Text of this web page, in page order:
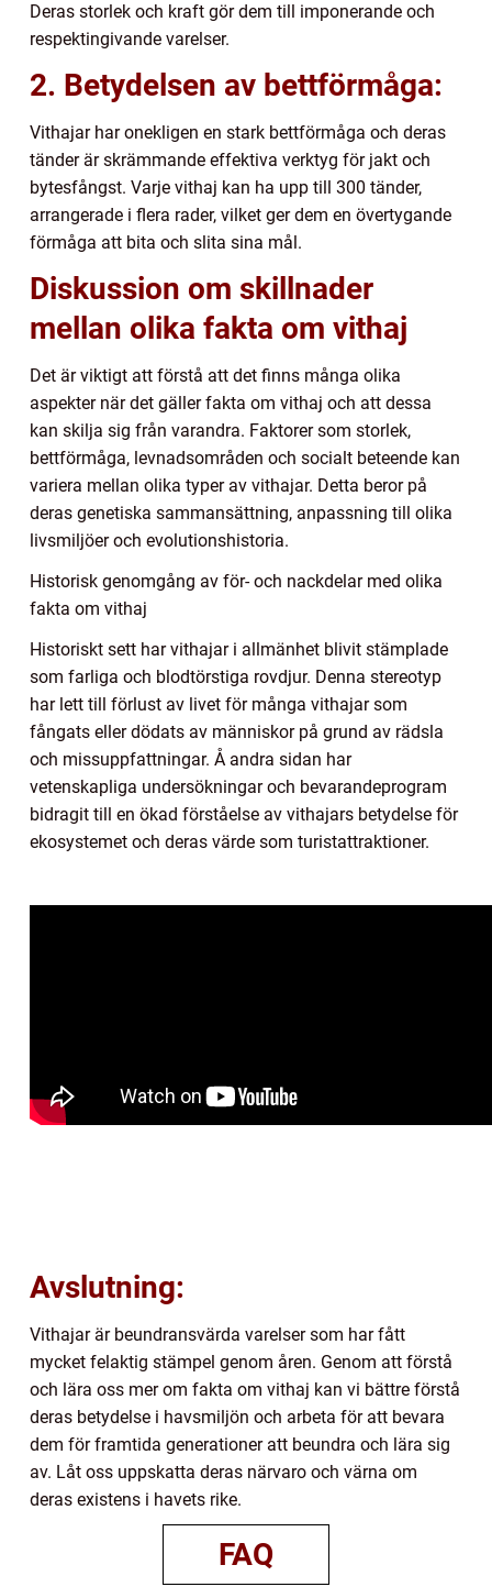
Deras storlek och kraft gör dem till imponerande och
respektingivande varelser.
2. Betydelsen av bettförmåga:
Vithajar har onekligen en stark bettförmåga och deras
tänder är skrämmande effektiva verktyg för jakt och
bytesfångst. Varje vithaj kan ha upp till 300 tänder,
arrangerade i flera rader, vilket ger dem en övertygande
förmåga att bita och slita sina mål.
Diskussion om skillnader
mellan olika fakta om vithaj
Det är viktigt att förstå att det finns många olika
aspekter när det gäller fakta om vithaj och att dessa
kan skilja sig från varandra. Faktorer som storlek,
bettförmåga, levnadsområden och socialt beteende kan
variera mellan olika typer av vithajar. Detta beror på
deras genetiska sammansättning, anpassning till olika
livsmiljöer och evolutionshistoria.
Historisk genomgång av för- och nackdelar med olika
fakta om vithaj
Historiskt sett har vithajar i allmänhet blivit stämplade
som farliga och blodtörstiga rovdjur. Denna stereotyp
har lett till förlust av livet för många vithajar som
fångats eller dödats av människor på grund av rädsla
och missuppfattningar. Å andra sidan har
vetenskapliga undersökningar och bevarandeprogram
bidragit till en ökad förståelse av vithajars betydelse för
ekosystemet och deras värde som turistattraktioner.
Avslutning:
Vithajar är beundransvärda varelser som har fått
mycket felaktig stämpel genom åren. Genom att förstå
och lära oss mer om fakta om vithaj kan vi bättre förstå
deras betydelse i havsmiljön och arbeta för att bevara
dem för framtida generationer att beundra och lära sig
av. Låt oss uppskatta deras närvaro och värna om
deras existens i havets rike.
FAQ